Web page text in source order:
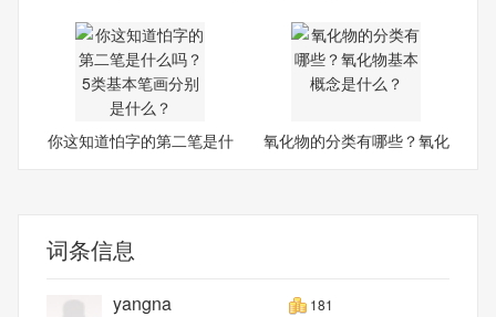
你这知道怕字的第二笔是什
氧化物的分类有哪些？氧化
词条信息
yangna 181